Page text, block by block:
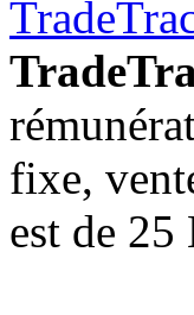
fixe,
est de 25